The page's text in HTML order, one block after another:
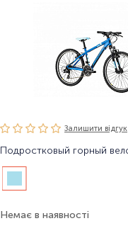
Залишити вiдгук
Немає в наявності